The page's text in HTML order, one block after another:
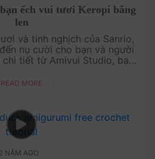
ếch vui tươi Keropi bằng
len
và tinh nghịch của Sanrio,
nụ cười cho bạn và người
chi tiết từ Amivui Studio, bạn
đầy sức số....
READ MORE
2 NĂM AGO